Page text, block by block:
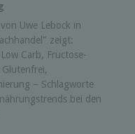
Uwe Lebock in
zeigt:
Carb, Fructose-
– Schlagworte
bei den